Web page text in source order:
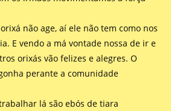
não age, aí ele não tem como nos
E vendo a má vontade nossa de ir e
orixás vão felizes e alegres. O
perante a comunidade
lá são ebós de tiara